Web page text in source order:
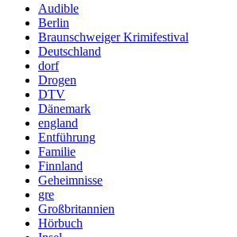
Audible
Berlin
Braunschweiger Krimifestival
Deutschland
dorf
Drogen
DTV
Dänemark
england
Entführung
Familie
Finnland
Geheimnisse
gre
Großbritannien
Hörbuch